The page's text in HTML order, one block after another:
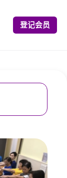
登记会员